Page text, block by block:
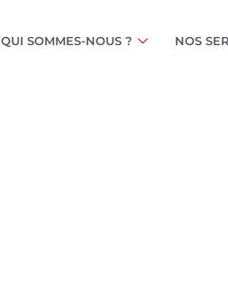
QUI SOMMES-NOUS ? NOS